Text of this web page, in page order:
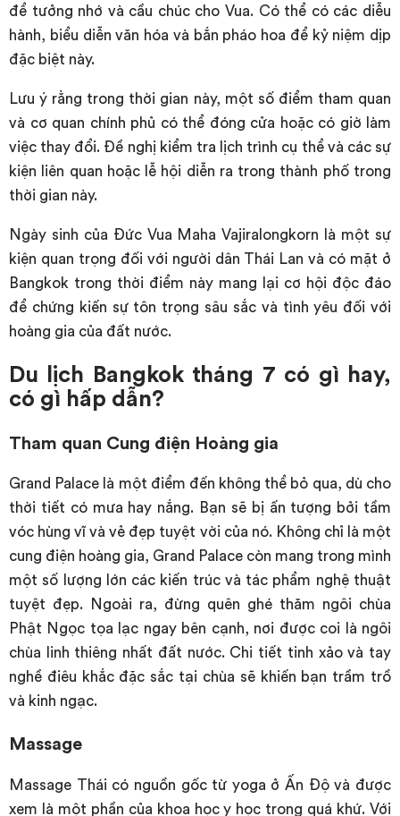
để tưởng nhớ và cầu chúc cho Vua. Có thể có các diễu
hành, biểu diễn văn hóa và bắn pháo hoa để kỷ niệm dịp
đặc biệt này.
Lưu ý rằng trong thời gian này, một số điểm tham quan
và cơ quan chính phủ có thể đóng cửa hoặc có giờ làm
việc thay đổi. Đề nghị kiểm tra lịch trình cụ thể và các sự
kiện liên quan hoặc lễ hội diễn ra trong thành phố trong
thời gian này.
Ngày sinh của Đức Vua Maha Vajiralongkorn là một sự
kiện quan trọng đối với người dân Thái Lan và có mặt ở
Bangkok trong thời điểm này mang lại cơ hội độc đáo
để chứng kiến sự tôn trọng sâu sắc và tình yêu đối với
hoàng gia của đất nước.
Du lịch Bangkok tháng 7 có gì hay,
có gì hấp dẫn?
Tham quan Cung điện Hoàng gia
Grand Palace là một điểm đến không thể bỏ qua, dù cho
thời tiết có mưa hay nắng. Bạn sẽ bị ấn tượng bởi tầm
vóc hùng vĩ và vẻ đẹp tuyệt vời của nó. Không chỉ là một
cung điện hoàng gia, Grand Palace còn mang trong mình
một số lượng lớn các kiến trúc và tác phẩm nghệ thuật
tuyệt đẹp. Ngoài ra, đừng quên ghé thăm ngôi chùa
Phật Ngọc tọa lạc ngay bên cạnh, nơi được coi là ngôi
chùa linh thiêng nhất đất nước. Chi tiết tinh xảo và tay
nghề điêu khắc đặc sắc tại chùa sẽ khiến bạn trầm trồ
và kinh ngạc.
Massage
Massage Thái có nguồn gốc từ yoga ở Ấn Độ và được
xem là một phần của khoa học y học trong quá khứ. Với